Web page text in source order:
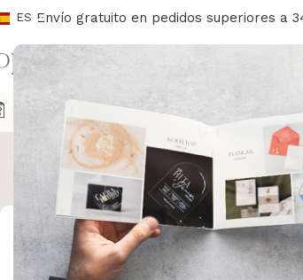
ES Envío gratuito en pedidos superiores a
Agendas Sobres/Sellos Señalización
Sobres
Categorías De Productos
Agendas